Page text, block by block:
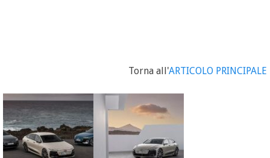
Torna all'ARTICOLO PRINCIPALE